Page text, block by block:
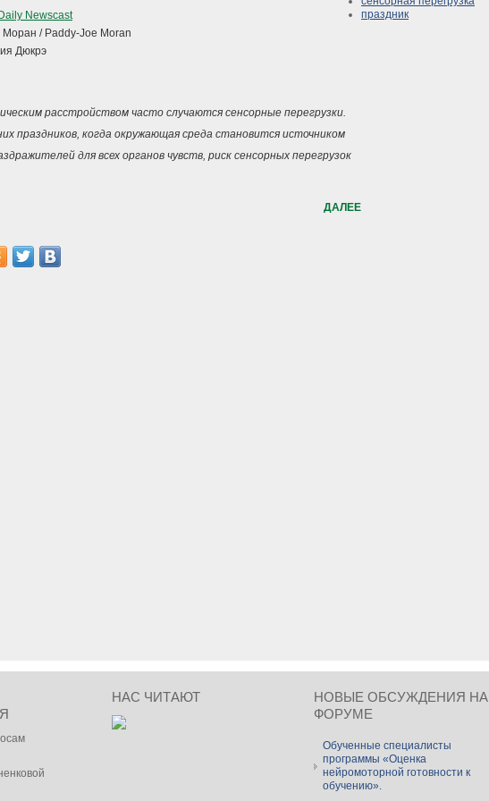
Newscast
/ Paddy-Joe Moran
Дюкрэ
расстройством часто случаются сенсорные перегрузки.
праздников, когда окружающая среда становится источником
для всех органов чувств, риск сенсорных перегрузок
ДАЛЕЕ
праздник
НАС ЧИТАЮТ
НОВЫЕ ОБСУЖДЕНИЯ НА
ФОРУМЕ
Обученные специалисты
программы «Оценка
нейромоторной готовности к
обучению».